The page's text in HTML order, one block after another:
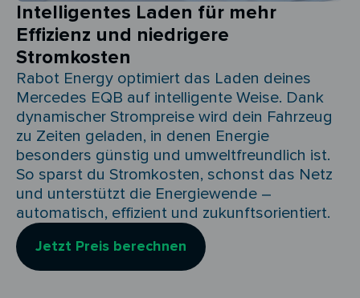
Intelligentes Laden für mehr
Effizienz und niedrigere
Stromkosten
Rabot Energy optimiert das Laden deines
Mercedes EQB auf intelligente Weise. Dank
dynamischer Strompreise wird dein Fahrzeug
zu Zeiten geladen, in denen Energie
besonders günstig und umweltfreundlich ist.
So sparst du Stromkosten, schonst das Netz
und unterstützt die Energiewende –
automatisch, effizient und zukunftsorientiert.
Jetzt Preis berechnen